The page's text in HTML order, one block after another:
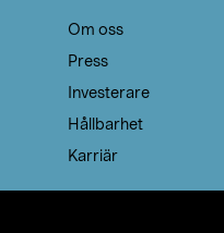
Om oss
Press
Investerare
Hållbarhet
Karriär